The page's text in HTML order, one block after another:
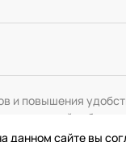
и повышения
настройки
данном сайте вы